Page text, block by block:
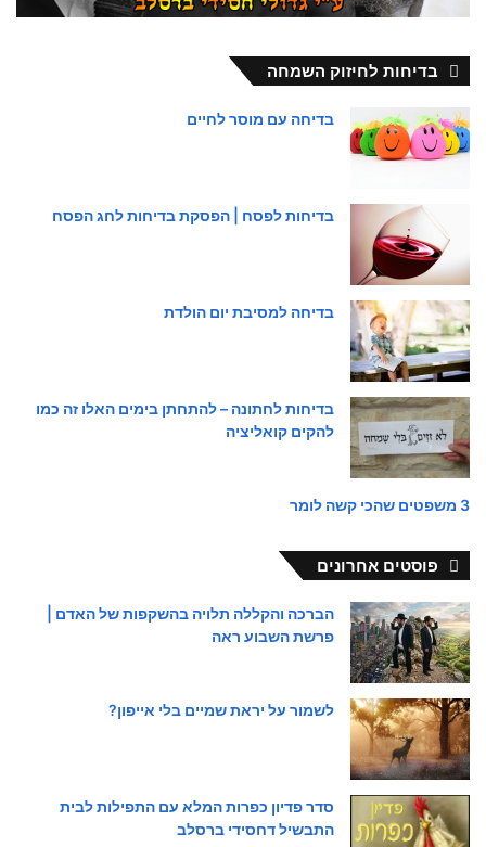
בדיחות לחיזוק השמחה
בדיחה עם מוסר לחיים
בדיחות לפסח | הפסקת בדיחות לחג הפסח
בדיחה למסיבת יום הולדת
בדיחות לחתונה – להתחתן בימים האלו זה כמו
להקים קואליציה
3 משפטים שהכי קשה לומר
פוסטים אחרונים
הברכה והקללה תלויה בהשקפות של האדם |
פרשת השבוע ראה
לשמור על יראת שמיים בלי אייפון?
סדר פדיון כפרות המלא עם התפילות לבית
התבשיל דחסידי ברסלב